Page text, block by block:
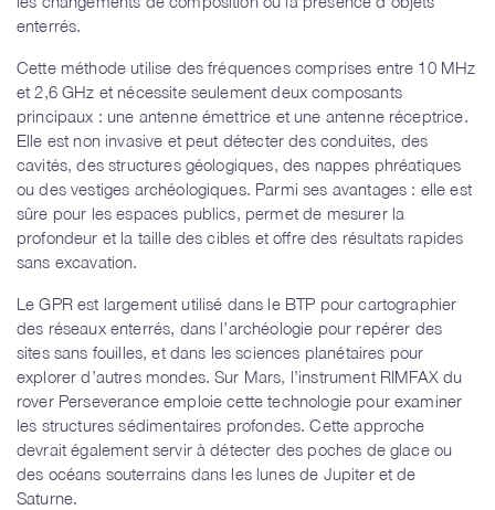
enterrés.
Cette méthode utilise des fréquences comprises entre 10 MHz
et 2,6 GHz et nécessite seulement deux composants
principaux : une antenne émettrice et une antenne réceptrice.
Elle est non invasive et peut détecter des conduites, des
cavités, des structures géologiques, des nappes phréatiques
ou des vestiges archéologiques. Parmi ses avantages : elle est
sûre pour les espaces publics, permet de mesurer la
profondeur et la taille des cibles et offre des résultats rapides
sans excavation.
Le GPR est largement utilisé dans le BTP pour cartographier
des réseaux enterrés, dans l’archéologie pour repérer des
sites sans fouilles, et dans les sciences planétaires pour
explorer d’autres mondes. Sur Mars, l’instrument RIMFAX du
rover Perseverance emploie cette technologie pour examiner
les structures sédimentaires profondes. Cette approche
devrait également servir à détecter des poches de glace ou
des océans souterrains dans les lunes de Jupiter et de
Saturne.